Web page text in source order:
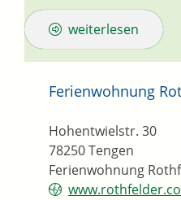
weiterlesen
Ferienwohnung
Ferienwohnung
Hohentwielstr. 30
78250Tengen